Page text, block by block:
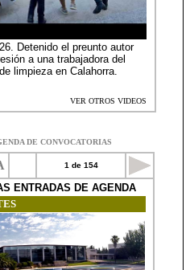
DE CONVOCATORIAS